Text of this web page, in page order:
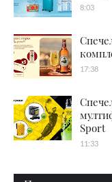
8:03
17:38
Sport
11:33